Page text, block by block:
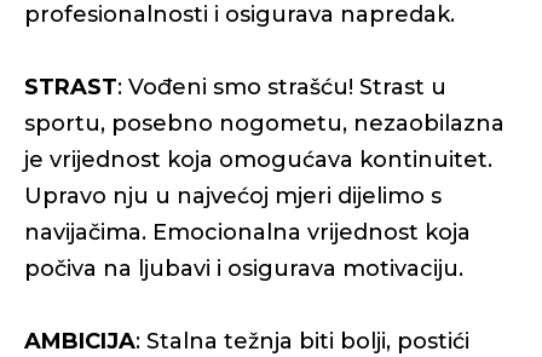
profesionalnosti i osigurava napredak.
STRAST: Vođeni smo strašću! Strast u
sportu, posebno nogometu, nezaobilazna
je vrijednost koja omogućava kontinuitet.
Upravo nju u najvećoj mjeri dijelimo s
navijačima. Emocionalna vrijednost koja
počiva na ljubavi i osigurava motivaciju.
AMBICIJA: Stalna težnja biti bolji, postići